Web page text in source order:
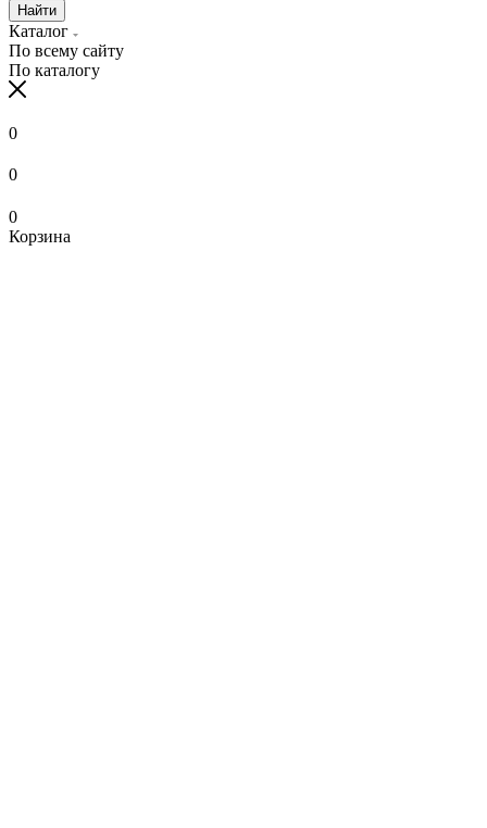
Найти
Каталог
По всему сайту
По каталогу
0
0
0
Корзина